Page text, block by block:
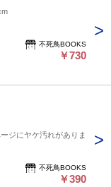
不死鳥BOOKS
￥730
ジにヤケ汚れがありま
不死鳥BOOKS
￥390